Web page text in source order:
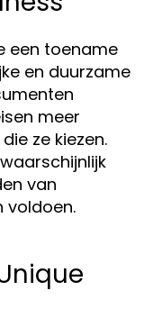
een toename
en duurzame
meer
ze kiezen.
van
voldoen.